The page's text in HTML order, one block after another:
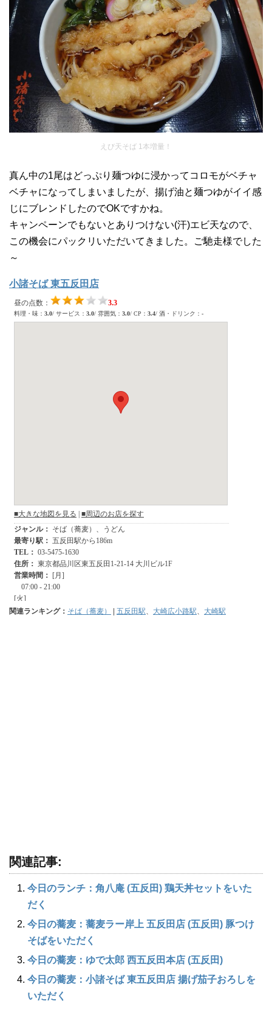
えび天そば 1本増量！
真ん中の1尾はどっぷり麺つゆに浸かってコロモがベチャ
ベチャになってしまいましたが、揚げ油と麺つゆがイイ感
じにブレンドしたのでOKですかね。
キャンペーンでもないとありつけない(汗)エビ天なので、
この機会にパックリいただいてきました。ご馳走様でした
～
小諸そば 東五反田店
関連ランキング： そば（蕎麦） | 五反田駅 大崎広小路駅 大崎駅
関連記事:
今日のランチ：角八庵 (五反田) 鶏天丼セットをいた
だく
今日の蕎麦：蕎麦ラー岸上 五反田店 (五反田) 豚つけ
そばをいただく
今日の蕎麦：ゆで太郎 西五反田本店 (五反田)
今日の蕎麦：小諸そば 東五反田店 揚げ茄子おろしを
いただく